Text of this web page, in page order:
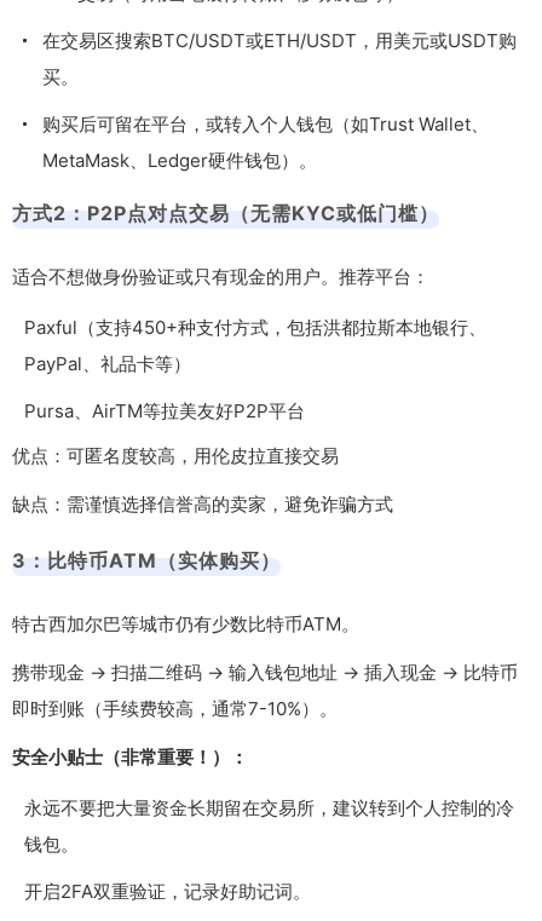
在交易区搜索BTC/USDT或ETH/USDT，用美元或USDT购
买。
购买后可留在平台，或转入个人钱包（如Trust Wallet、
MetaMask、Ledger硬件钱包）。
方式2：P2P点对点交易（无需KYC或低门槛）
适合不想做身份验证或只有现金的用户。推荐平台：
Paxful（支持450+种支付方式，包括洪都拉斯本地银行、
PayPal、礼品卡等）
Pursa、AirTM等拉美友好P2P平台
优点：可匿名度较高，用伦皮拉直接交易
缺点：需谨慎选择信誉高的卖家，避免诈骗方式
3：比特币ATM（实体购买）
特古西加尔巴等城市仍有少数比特币ATM。
携带现金 → 扫描二维码 → 输入钱包地址 → 插入现金 → 比特币
即时到账（手续费较高，通常7-10%）。
安全小贴士（非常重要！）：
永远不要把大量资金长期留在交易所，建议转到个人控制的冷
钱包。
开启2FA双重验证，记录好助记词。